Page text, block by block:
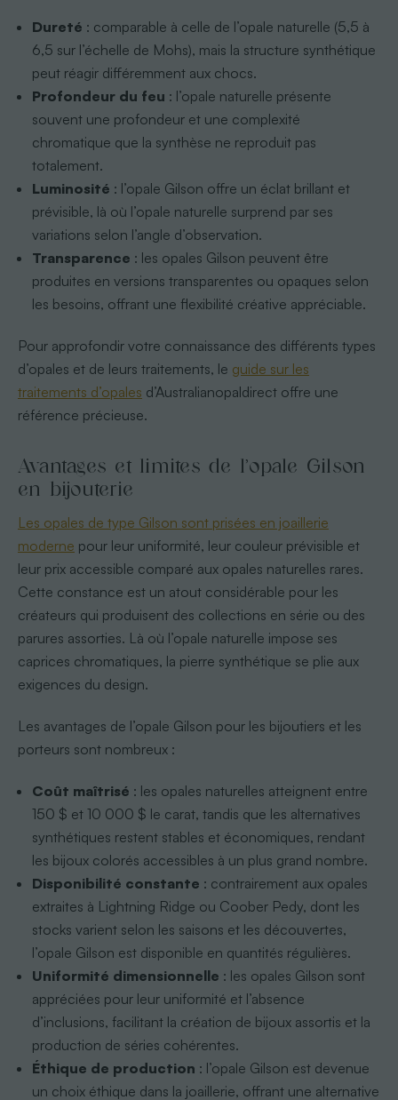
Dureté : comparable à celle de l’opale naturelle (5,5 à
6,5 sur l’échelle de Mohs), mais la structure synthétique
peut réagir différemment aux chocs.
Profondeur du feu : l’opale naturelle présente
souvent une profondeur et une complexité
chromatique que la synthèse ne reproduit pas
totalement.
Luminosité : l’opale Gilson offre un éclat brillant et
prévisible, là où l’opale naturelle surprend par ses
variations selon l’angle d’observation.
Transparence : les opales Gilson peuvent être
produites en versions transparentes ou opaques selon
les besoins, offrant une flexibilité créative appréciable.
Pour approfondir votre connaissance des différents types
d’opales et de leurs traitements, le guide sur les
traitements d’opales d’Australianopaldirect offre une
référence précieuse.
Avantages et limites de l’opale Gilson
en bijouterie
Les opales de type Gilson sont prisées en joaillerie
moderne pour leur uniformité, leur couleur prévisible et
leur prix accessible comparé aux opales naturelles rares.
Cette constance est un atout considérable pour les
créateurs qui produisent des collections en série ou des
parures assorties. Là où l’opale naturelle impose ses
caprices chromatiques, la pierre synthétique se plie aux
exigences du design.
Les avantages de l’opale Gilson pour les bijoutiers et les
porteurs sont nombreux :
Coût maîtrisé : les opales naturelles atteignent entre
150 $ et 10 000 $ le carat, tandis que les alternatives
synthétiques restent stables et économiques, rendant
les bijoux colorés accessibles à un plus grand nombre.
Disponibilité constante : contrairement aux opales
extraites à Lightning Ridge ou Coober Pedy, dont les
stocks varient selon les saisons et les découvertes,
l’opale Gilson est disponible en quantités régulières.
Uniformité dimensionnelle : les opales Gilson sont
appréciées pour leur uniformité et l’absence
d’inclusions, facilitant la création de bijoux assortis et la
production de séries cohérentes.
Éthique de production : l’opale Gilson est devenue
un choix éthique dans la joaillerie, offrant une alternative